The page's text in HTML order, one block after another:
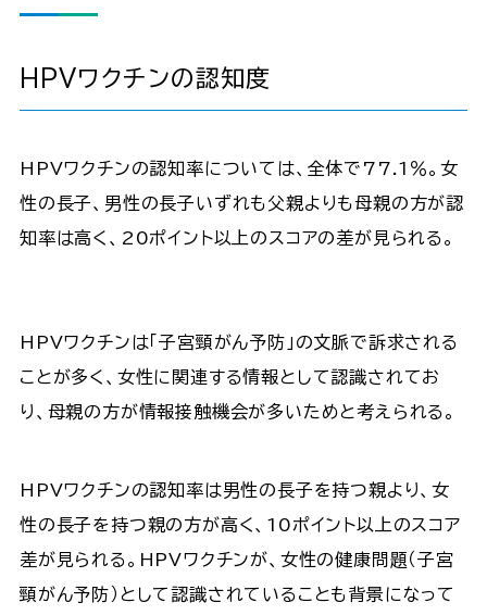
HPVワクチンの認知度
HPVワクチンの認知率については、全体で77.1％。女
性の長子、男性の長子いずれも父親よりも母親の方が認
知率は高く、20ポイント以上のスコアの差が見られる。
HPVワクチンは「子宮頸がん予防」の文脈で訴求される
ことが多く、女性に関連する情報として認識されてお
り、母親の方が情報接触機会が多いためと考えられる。
HPVワクチンの認知率は男性の長子を持つ親より、女
性の長子を持つ親の方が高く、10ポイント以上のスコア
差が見られる。HPVワクチンが、女性の健康問題（子宮
頸がん予防）として認識されていることも背景になって